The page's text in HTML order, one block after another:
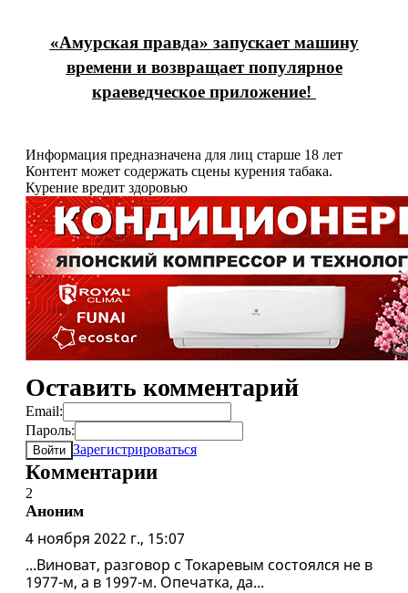
«Амурская правда» запускает машину
времени и возвращает популярное
краеведческое приложение!
Информация предназначена для лиц старше 18 лет
Контент может содержать сцены курения табака.
Курение вредит здоровью
Оставить комментарий
Email:
Пароль:
Войти Зарегистрироваться
Комментарии
2
Аноним
4 ноября 2022 г., 15:07
...Виноват, разговор с Токаревым состоялся не в
1977-м, а в 1997-м. Опечатка, да...